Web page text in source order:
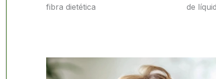
fibra dietética
de